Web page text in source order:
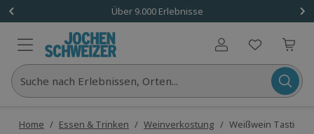
Über 9.000 Erlebnisse
Benutzerkonto
Suche nach Erlebnissen, Orten...
Home / Essen & Trinken / Weinverkostung / Weißwein Tasting